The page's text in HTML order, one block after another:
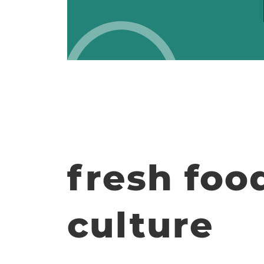
fresh
culture